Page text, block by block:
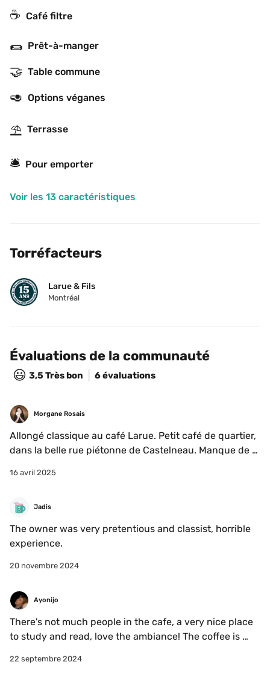
☕️ Café filtre
🌯 Prêt-à-manger
🤝 Table commune
🥑 Options véganes
⛱ Terrasse
🛎 Pour emporter
Voir les 13 caractéristiques
Torréfacteurs
Larue & Fils
Montréal
Évaluations de la communauté
😃 3,5Très bon 6 évaluations
Morgane Rosais
Allongé classique au café Larue. Petit café de quartier,
dans la belle rue piétonne de Castelneau. Manque de
16 avril 2025
Jadis
The owner was very pretentious and classist, horrible
20 novembre 2024
Ayonijo
There's not much people in the cafe, a very nice place
to study and read, love the ambiance! The coffee is
22 septembre 2024